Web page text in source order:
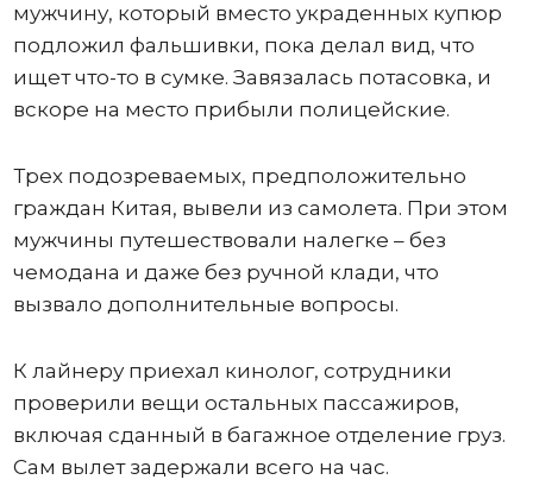
мужчину, который вместо украденных купюр
подложил фальшивки, пока делал вид, что
ищет что-то в сумке. Завязалась потасовка, и
вскоре на место прибыли полицейские.
Трех подозреваемых, предположительно
граждан Китая, вывели из самолета. При этом
мужчины путешествовали налегке – без
чемодана и даже без ручной клади, что
вызвало дополнительные вопросы.
К лайнеру приехал кинолог, сотрудники
проверили вещи остальных пассажиров,
включая сданный в багажное отделение груз.
Сам вылет задержали всего на час.